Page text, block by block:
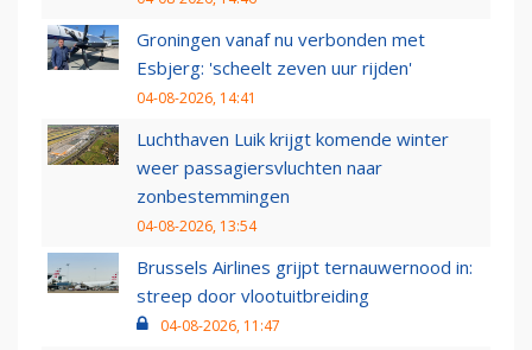
Groningen vanaf nu verbonden met
Esbjerg: 'scheelt zeven uur rijden'
04-08-2026, 14:41
Luchthaven Luik krijgt komende winter
weer passagiersvluchten naar
zonbestemmingen
04-08-2026, 13:54
Brussels Airlines grijpt ternauwernood in:
streep door vlootuitbreiding
04-08-2026, 11:47